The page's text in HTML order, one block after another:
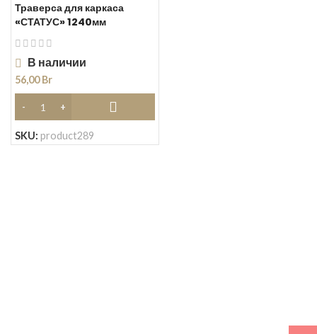
Траверса для каркаса
«СТАТУС» 1240мм
В наличии
56,00Br
SKU: product289